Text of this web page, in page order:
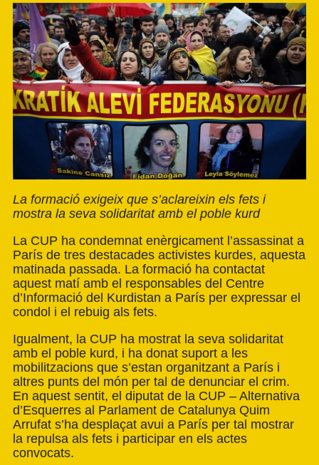
La formació exigeix que s’aclareixin els fets i
mostra la seva solidaritat amb el poble kurd
La CUP ha condemnat enèrgicament l’assassinat a
París de tres destacades activistes kurdes, aquesta
matinada passada. La formació ha contactat
aquest matí amb el responsables del Centre
d’Informació del Kurdistan a París per expressar el
condol i el rebuig als fets.
Igualment, la CUP ha mostrat la seva solidaritat
amb el poble kurd, i ha donat suport a les
mobilitzacions que s’estan organitzant a París i
altres punts del món per tal de denunciar el crim.
En aquest sentit, el diputat de la CUP – Alternativa
d’Esquerres al Parlament de Catalunya Quim
Arrufat s’ha desplaçat avui a París per tal mostrar
la repulsa als fets i participar en els actes
convocats.